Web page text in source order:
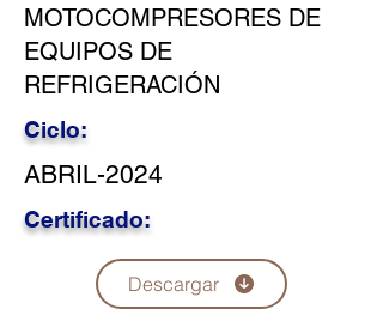
MOTOCOMPRESORES DE
EQUIPOS DE
REFRIGERACIÓN
Ciclo:
ABRIL-2024
Certificado:
Descargar